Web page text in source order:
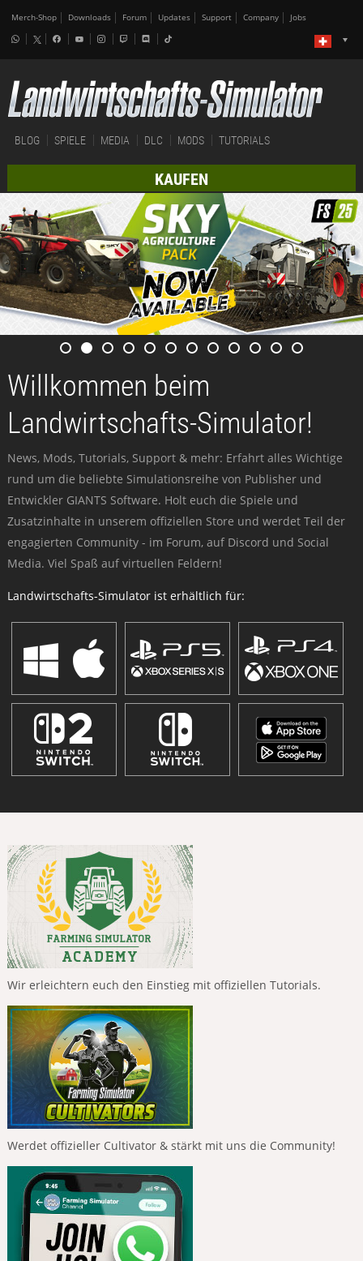
Merch-Shop Downloads Forum Updates Support Company Jobs
BLOG SPIELE MEDIA DLC MODS TUTORIALS
KAUFEN
Willkommen beim
Landwirtschafts-Simulator!
News, Mods, Tutorials, Support & mehr: Erfahrt alles Wichtige
rund um die beliebte Simulationsreihe von Publisher und
Entwickler GIANTS Software. Holt euch die Spiele und
Zusatzinhalte in unserem offiziellen Store und werdet Teil der
engagierten Community - im Forum, auf Discord und Social
Media. Viel Spaß auf virtuellen Feldern!
Landwirtschafts-Simulator ist erhältlich für:
Wir erleichtern euch den Einstieg mit offiziellen Tutorials.
Werdet offizieller Cultivator & stärkt mit uns die Community!